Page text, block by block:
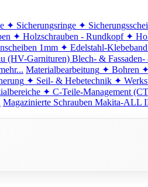
✦ Sicherungsringe ✦
✦ Holzschrauben - Rundkopf ✦
1mm ✦ Edelstahl-
(HV-Garnituren) Blech- &
Materialbearbeitung ✦ Bohren
✦ Seil- & Hebetechnik ✦
✦ C-Teile-Management
Magazinierte Schrauben Makita-ALL